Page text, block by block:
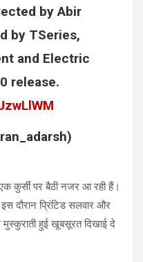
by Abir
by TSeries,
and Electric
release.
कुर्सी पर बैठी नजर आ रही हैं।
दौरान प्रिंटिड सलवार और
हुई खूबसूरत दिखाई दे